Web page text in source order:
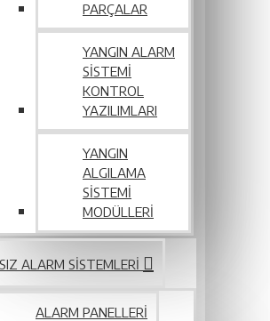
PARÇALAR
YANGIN ALARM
SISTEMI
KONTROL
YAZILIMLARI
YANGIN
ALGILAMA
SISTEMI
MODÜLLERI
ALARM SISTEMLERI
ALARM PANELLERI